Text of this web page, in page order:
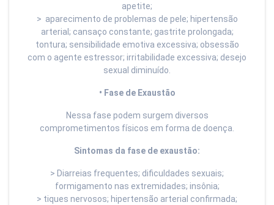
apetite;
> aparecimento de problemas de pele; hipertensão
arterial; cansaço constante; gastrite prolongada;
tontura; sensibilidade emotiva excessiva; obsessão
com o agente estressor; irritabilidade excessiva; desejo
sexual diminuído.
• Fase de Exaustão
Nessa fase podem surgem diversos
comprometimentos físicos em forma de doença.
Sintomas da fase de exaustão:
> Diarreias frequentes; dificuldades sexuais;
formigamento nas extremidades; insônia;
> tiques nervosos; hipertensão arterial confirmada;